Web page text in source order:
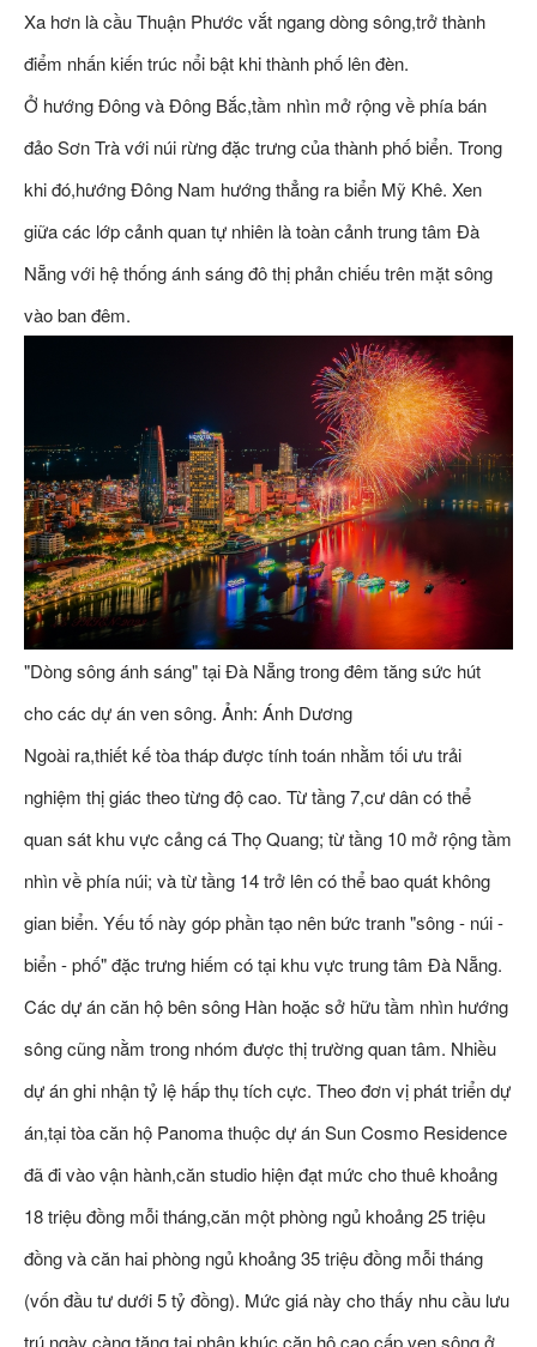
Xa hơn là cầu Thuận Phước vắt ngang dòng sông,trở thành
điểm nhấn kiến trúc nổi bật khi thành phố lên đèn.
Ở hướng Đông và Đông Bắc,tầm nhìn mở rộng về phía bán
đảo Sơn Trà với núi rừng đặc trưng của thành phố biển. Trong
khi đó,hướng Đông Nam hướng thẳng ra biển Mỹ Khê. Xen
giữa các lớp cảnh quan tự nhiên là toàn cảnh trung tâm Đà
Nẵng với hệ thống ánh sáng đô thị phản chiếu trên mặt sông
vào ban đêm.
"Dòng sông ánh sáng" tại Đà Nẵng trong đêm tăng sức hút
cho các dự án ven sông. Ảnh: Ánh Dương
Ngoài ra,thiết kế tòa tháp được tính toán nhằm tối ưu trải
nghiệm thị giác theo từng độ cao. Từ tầng 7,cư dân có thể
quan sát khu vực cảng cá Thọ Quang; từ tầng 10 mở rộng tầm
nhìn về phía núi; và từ tầng 14 trở lên có thể bao quát không
gian biển. Yếu tố này góp phần tạo nên bức tranh "sông - núi -
biển - phố" đặc trưng hiếm có tại khu vực trung tâm Đà Nẵng.
Các dự án căn hộ bên sông Hàn hoặc sở hữu tầm nhìn hướng
sông cũng nằm trong nhóm được thị trường quan tâm. Nhiều
dự án ghi nhận tỷ lệ hấp thụ tích cực. Theo đơn vị phát triển dự
án,tại tòa căn hộ Panoma thuộc dự án Sun Cosmo Residence
đã đi vào vận hành,căn studio hiện đạt mức cho thuê khoảng
18 triệu đồng mỗi tháng,căn một phòng ngủ khoảng 25 triệu
đồng và căn hai phòng ngủ khoảng 35 triệu đồng mỗi tháng
(vốn đầu tư dưới 5 tỷ đồng). Mức giá này cho thấy nhu cầu lưu
trú ngày càng tăng tại phân khúc căn hộ cao cấp ven sông ở